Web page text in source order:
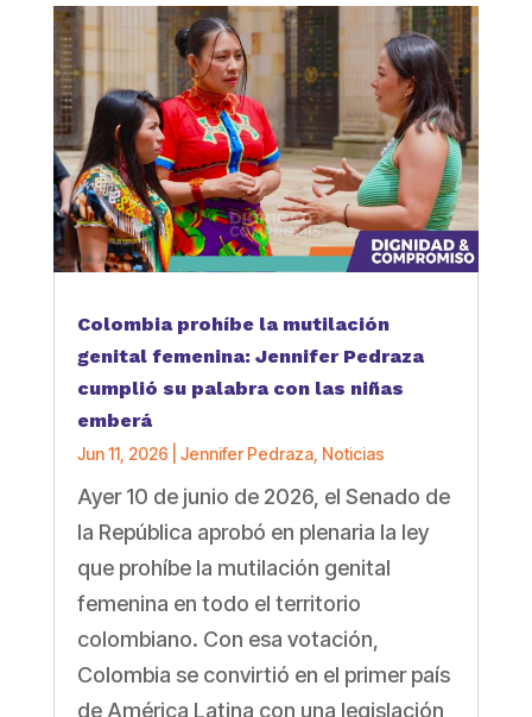
Colombia prohíbe la mutilación
genital femenina: Jennifer Pedraza
cumplió su palabra con las niñas
emberá
Jun 11, 2026 Jennifer Pedraza, Noticias
Ayer 10 de junio de 2026, el Senado de
la República aprobó en plenaria la ley
que prohíbe la mutilación genital
femenina en todo el territorio
colombiano. Con esa votación,
Colombia se convirtió en el primer país
de América Latina con una legislación